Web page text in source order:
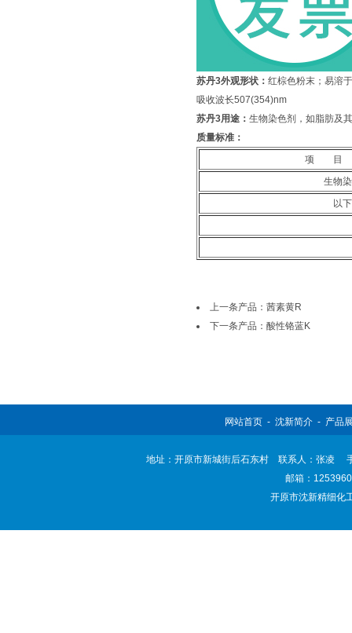
苏丹3外观形状： 红棕色粉末；易溶
吸收波长507(354)nm
苏丹3用途： 生物染色剂，如脂肪及
质量标准：
项 目
生物
以
上一条产品：茜素黄R
下一条产品：酸性铬蓝K
网站首页- 沈新简介- 产品
地址：开原市新城街后石东村 联系人：张凌
邮箱：
开原市沈新精细化